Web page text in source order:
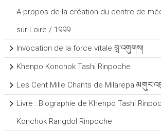
A propos de la création du centre de
sur-Loire / 1999
Invocation de la force vitale བླ་འགུགས།
Khenpo Konchok Tashi Rinpoche
Les Cent Mille Chants de Milarepa
Livre : Biographie de Khenpo Tashi
Konchok Rangdol Rinpoche